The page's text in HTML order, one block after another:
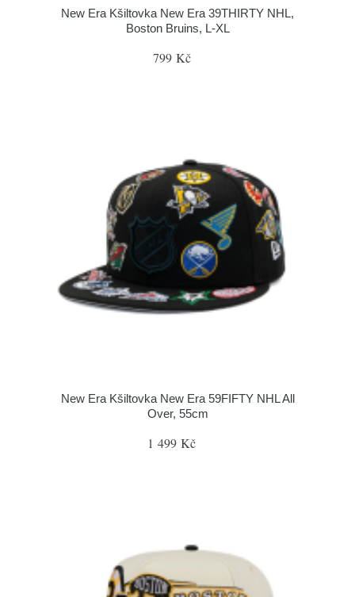
New Era Kšiltovka New Era 39THIRTY NHL,
Boston Bruins, L-XL
799 Kč
New Era Kšiltovka New Era 59FIFTY NHL All
Over, 55cm
1 499 Kč